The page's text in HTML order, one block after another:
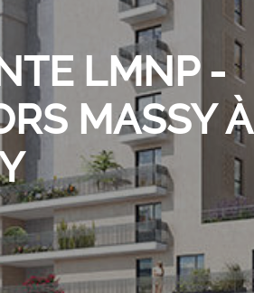
LMNP -
MASSY À